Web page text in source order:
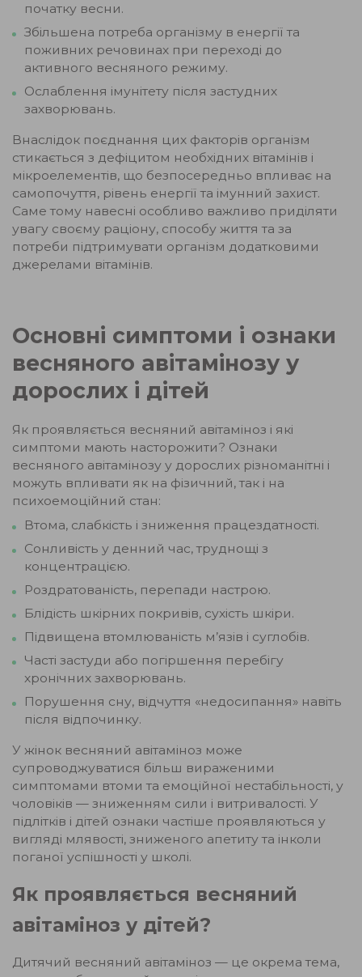
початку весни.
Збільшена потреба організму в енергії та
поживних речовинах при переході до
активного весняного режиму.
Ослаблення імунітету після застудних
захворювань.
Внаслідок поєднання цих факторів організм
стикається з дефіцитом необхідних вітамінів і
мікроелементів, що безпосередньо впливає на
самопочуття, рівень енергії та імунний захист.
Саме тому навесні особливо важливо приділяти
увагу своєму раціону, способу життя та за
потреби підтримувати організм додатковими
джерелами вітамінів.
Основні симптоми і ознаки
весняного авітамінозу у
дорослих і дітей
Як проявляється весняний авітаміноз і які
симптоми мають насторожити? Ознаки
весняного авітамінозу у дорослих різноманітні і
можуть впливати як на фізичний, так і на
психоемоційний стан:
Втома, слабкість і зниження працездатності.
Сонливість у денний час, труднощі з
концентрацією.
Роздратованість, перепади настрою.
Блідість шкірних покривів, сухість шкіри.
Підвищена втомлюваність м’язів і суглобів.
Часті застуди або погіршення перебігу
хронічних захворювань.
Порушення сну, відчуття «недосипання» навіть
після відпочинку.
У жінок весняний авітаміноз може
супроводжуватися більш вираженими
симптомами втоми та емоційної нестабільності, у
чоловіків — зниженням сили і витривалості. У
підлітків і дітей ознаки частіше проявляються у
вигляді млявості, зниженого апетиту та інколи
поганої успішності у школі.
Як проявляється весняний
авітаміноз у дітей?
Дитячий весняний авітаміноз — це окрема тема,